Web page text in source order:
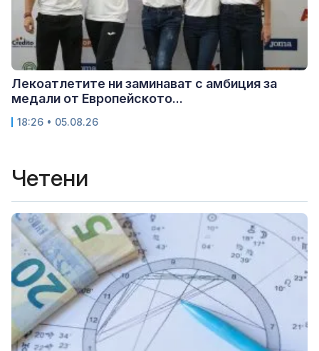
Лекоатлетите ни заминават с амбиция за
медали от Европейското...
18:26 • 05.08.26
Четени